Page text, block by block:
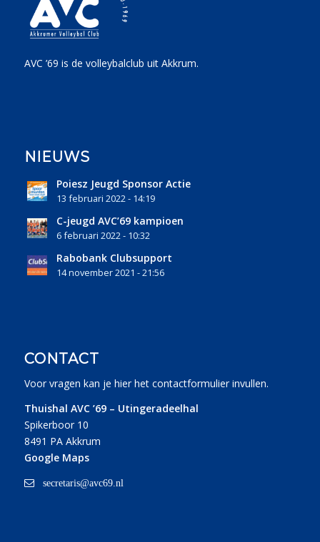
AVC ’69 is de volleybalclub uit Akkrum.
NIEUWS
Poiesz Jeugd Sponsor Actie
13 februari 2022 - 14:19
C-jeugd AVC’69 kampioen
6 februari 2022 - 10:32
Rabobank Clubsupport
14 november 2021 - 21:56
CONTACT
Voor vragen kan je hierhet contactformulier invullen.
Thuishal AVC ’69 – Utingeradeelhal
Spikerboor 10
8491 PA Akkrum
Google Maps
secretaris@avc69.nl